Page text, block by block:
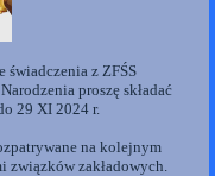
z ZFŚS
proszę składać
29 XI 2024 r.
na kolejnym
zakładowych.